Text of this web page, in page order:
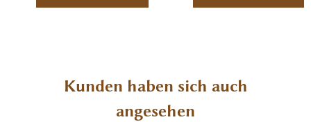
Produktgalerie überspringen
Kunden haben sich auch
angesehen